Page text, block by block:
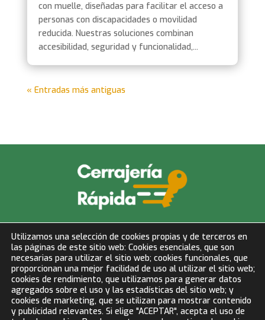
con muelle, diseñadas para facilitar el acceso a
personas con discapacidades o movilidad
reducida. Nuestras soluciones combinan
accesibilidad, seguridad y funcionalidad,...
« Entradas más antiguas
info@cerrajeriarapida.net
677 153 750
LLAMAR AHORA
Utilizamos una selección de cookies propias y de terceros en
las páginas de este sitio web: Cookies esenciales, que son
necesarias para utilizar el sitio web; cookies funcionales, que
proporcionan una mejor facilidad de uso al utilizar el sitio web;
cookies de rendimiento, que utilizamos para generar datos
agregados sobre el uso y las estadísticas del sitio web; y
cookies de marketing, que se utilizan para mostrar contenido
y publicidad relevantes. Si elige "ACEPTAR", acepta el uso de